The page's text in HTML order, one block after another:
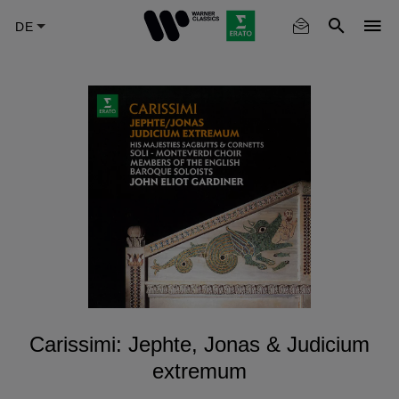
Carissimi: Jephte, Jonas & Judicium
extremum